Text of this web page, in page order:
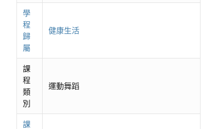
學
程
歸
屬
健康生活
課
程
類
別
運動舞蹈
課